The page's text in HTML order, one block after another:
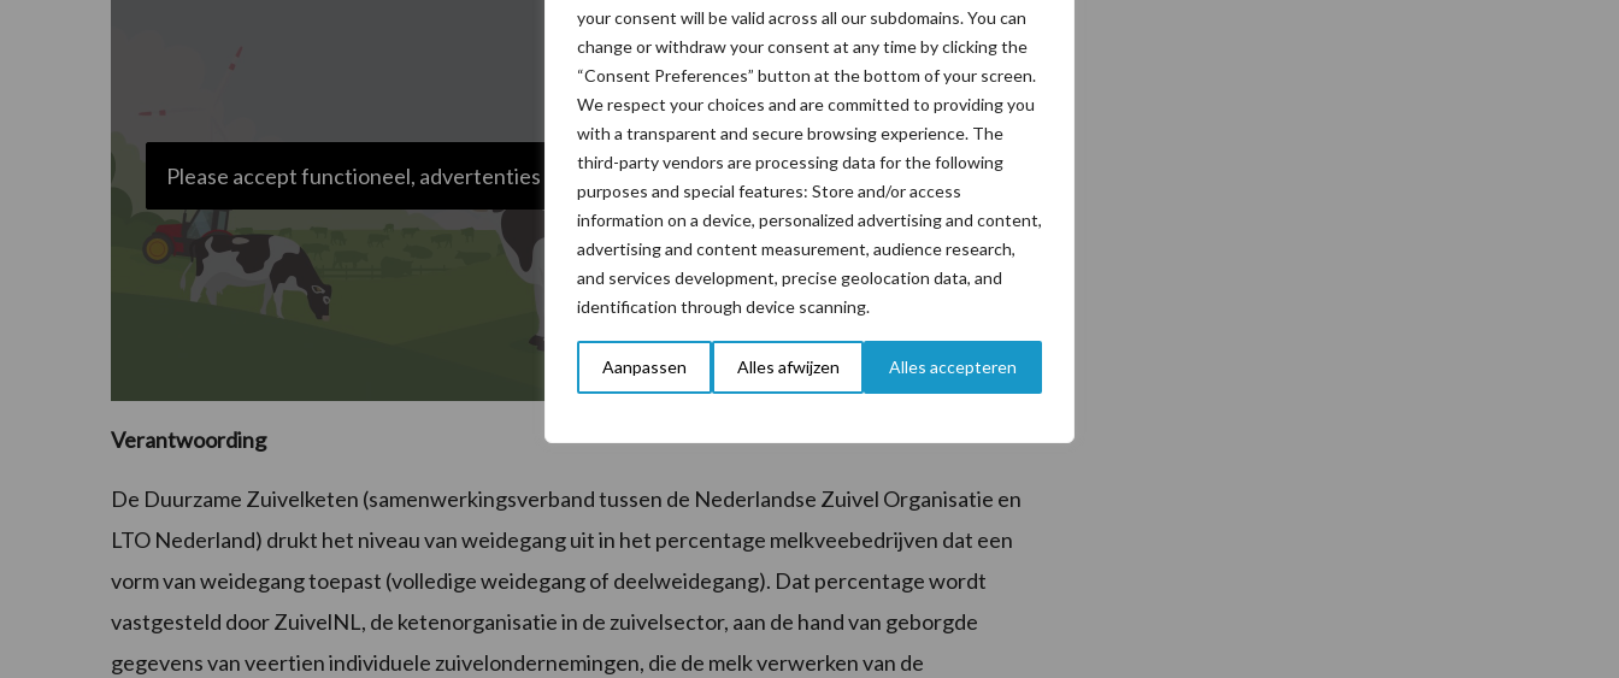
your consent will be valid across all our subdomains. You can
change or withdraw your consent at any time by clicking the
“Consent Preferences” button at the bottom of your screen.
We respect your choices and are committed to providing you
with a transparent and secure browsing experience. The
third-party vendors are processing data for the following
purposes and special features: Store and/or access
information on a device, personalized advertising and content,
advertising and content measurement, audience research,
and services development, precise geolocation data, and
identification through device scanning.
Aanpassen Alles afwijzen Alles accepteren
Please accept functioneel, advertenties cookies to access this content
Verantwoording
De Duurzame Zuivelketen (samenwerkingsverband tussen de Nederlandse Zuivel Organisatie en
LTO Nederland) drukt het niveau van weidegang uit in het percentage melkveebedrijven dat een
vorm van weidegang toepast (volledige weidegang of deelweidegang). Dat percentage wordt
vastgesteld door ZuivelNL, de ketenorganisatie in de zuivelsector, aan de hand van geborgde
gegevens van veertien individuele zuivelondernemingen, die de melk verwerken van de